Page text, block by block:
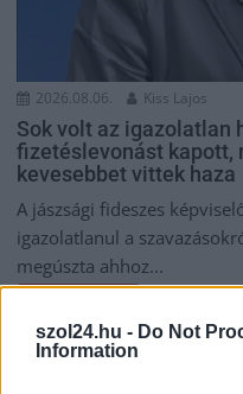
szol24.hu - Do Not
Information
2026.08.06. Kiss Lajos
Sok volt az igazolatlan
fizetéslevonást kapott,
kevesebbet vittek haza
A jászsági fideszes
igazolatlanul a
megúszta ahhoz...